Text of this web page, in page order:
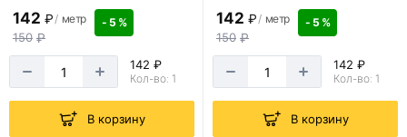
142 ₽/ метр
150 ₽
- 5 %
142 ₽
Кол-во: 1
В корзину
142 ₽/ метр
150 ₽
- 5 %
142 ₽
Кол-во: 1
В корзину